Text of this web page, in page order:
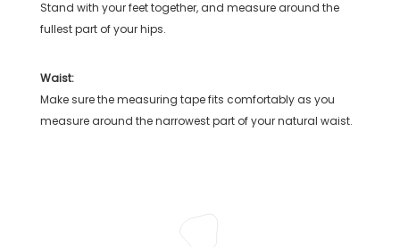
Stand with your feet together, and measure around the
fullest part of your hips.
Waist:
Make sure the measuring tape fits comfortably as you
measure around the narrowest part of your natural waist.